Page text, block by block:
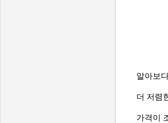
알아보
더 저렴
가격이